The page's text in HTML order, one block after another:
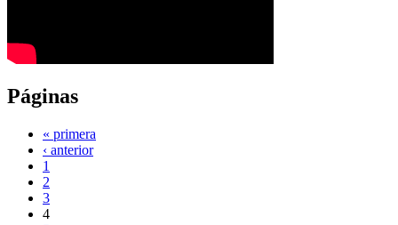
Páginas
« primera
‹ anterior
1
2
3
4